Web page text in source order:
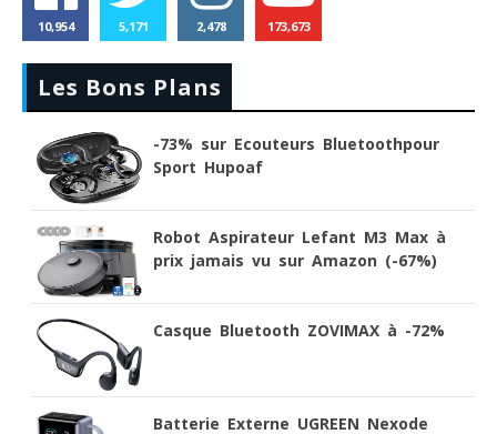
10,954 5,171 2,478 173,673
Les Bons Plans
-73% sur Ecouteurs Bluetoothpour
Sport Hupoaf
Robot Aspirateur Lefant M3 Max à
prix jamais vu sur Amazon (-67%)
Casque Bluetooth ZOVIMAX à -72%
Batterie Externe UGREEN Nexode